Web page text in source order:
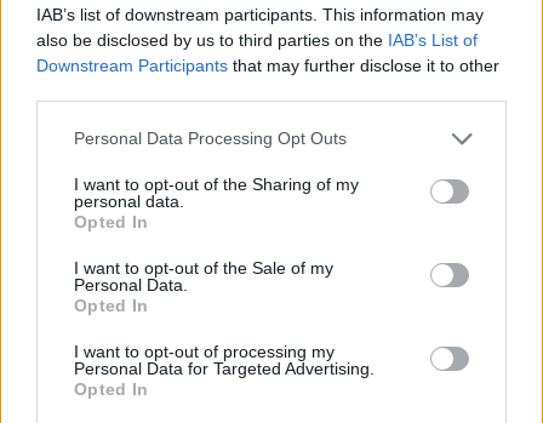
IAB’s list of downstream participants. This information may
also be disclosed by us to third parties on the IAB’s List of
Downstream Participants that may further disclose it to other
Personal Data Processing Opt Outs
I want to opt-out of the Sharing of my
personal data.
Opted In
I want to opt-out of the Sale of my
Personal Data.
Opted In
I want to opt-out of processing my
Personal Data for Targeted Advertising.
Opted In
Comentari: